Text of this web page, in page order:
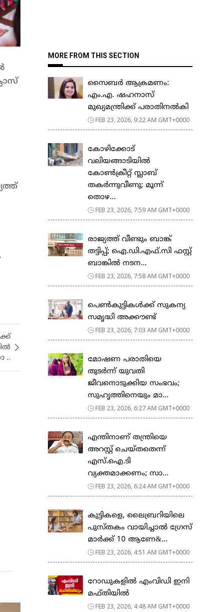
..
MORE FROM THIS SECTION
സൈബർ ആക്രമണം:
എം.എ. ഷഹനാസ്
മുഖ്യമന്ത്രിക്ക് പരാതിനൽകി
FEB 23, 2026, 9:22 AM GMT+0000
കോഴിക്കോട്
വലിയങ്ങാടിയിൽ
കോൺക്രീറ്റ് സ്ലാബ്
തകർന്നുവീണു; മൂന്ന്
തൊഴ...
FEB 23, 2026, 7:59 AM GMT+0000
രാജ്യത്ത് വീണ്ടും ബാങ്ക്
തട്ടിപ്പ്; ഐ.ഡി.എഫ്.സി ഫസ്റ്റ്
ബാങ്കിൽ നടന...
FEB 23, 2026, 7:58 AM GMT+0000
പെ​ൺ​കു​ട്ടി​ക​ൾ​ക്ക് സു​ക​ന്യ
സ​മൃ​ദ്ധി അ​ക്കൗ​ണ്ട്
FEB 23, 2026, 7:03 AM GMT+0000
മോഷണ പരാതിയെ
തുടര്‍ന്ന് യുവതി
ജീവനൊടുക്കിയ സംഭവം;
സുഹൃത്തിനെയും മാ...
FEB 23, 2026, 6:27 AM GMT+0000
എന്തിനാണ് തന്ത്രിയെ
അറസ്റ്റ് ചെയ്തതെന്ന്
എസ്.ഐ.ടി
വ്യക്തമാക്കണം; സാ...
FEB 23, 2026, 6:24 AM GMT+0000
കുട്ടികളെ, ലൈബ്രറിയിലെ
പുസ്തകം വായിച്ചാല്‍ ഗ്രേസ്
മാര്‍ക്ക് 10 ആണേ&...
FEB 23, 2026, 4:51 AM GMT+0000
റോഡുകളില്‍ എംവിഡി ഇനി
മഫ്തിയില്‍
FEB 23, 2026, 4:48 AM GMT+0000